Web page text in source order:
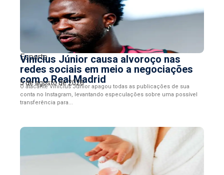
Esporte
Vinícius Júnior causa alvoroço nas
redes sociais em meio a negociações
com o Real Madrid
5 de agosto de 2026
O atacante Vinícius Júnior apagou todas as publicações de sua
conta no Instagram, levantando especulações sobre uma possível
transferência para...